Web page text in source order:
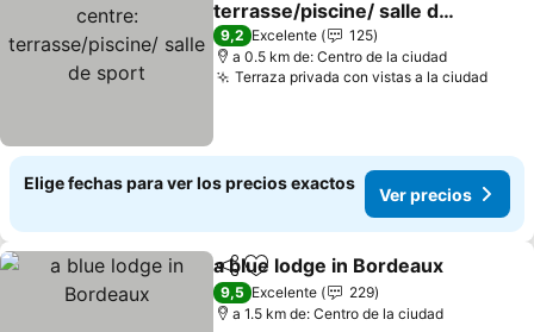
terrasse/piscine/ salle de
sport
9,2 Excelente
125
a 0.5 km de: Centro de la ciudad
Terraza privada con vistas a la ciudad
Elige fechas para ver los precios exactos
Ver precios
CompartirAgregar a favoritos
a blue lodge in Bordeaux
9,5 Excelente
229
a 1.5 km de: Centro de la ciudad